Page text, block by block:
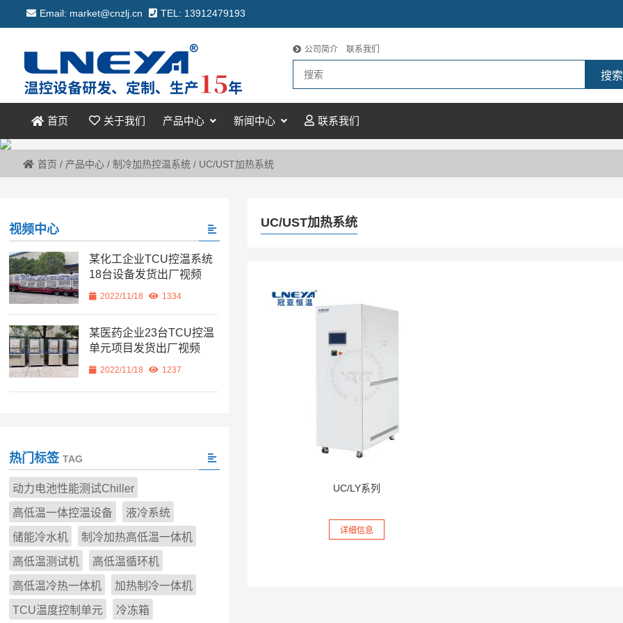
Email: market@cnzlj.cn TEL: 13912479193
公司简介 联系我们
首页 关于我们 产品中心 新闻中心 联系我们
首页 / 产品中心/ 制冷加热控温系统/ UC/UST加热系统
UC/UST加热系统
UC/LY系列
详细信息
视频中心
某化工企业TCU控温系统
18台设备发货出厂视频
2022/11/18 1334
某医药企业23台TCU控温
单元项目发货出厂视频
2022/11/18 1237
热门标签 TAG
动力电池性能测试Chiller
高低温一体控温设备 液冷系统
储能冷水机 制冷加热高低温一体机
高低温测试机 高低温循环机
高低温冷热一体机 加热制冷一体机
TCU温度控制单元 冷冻箱